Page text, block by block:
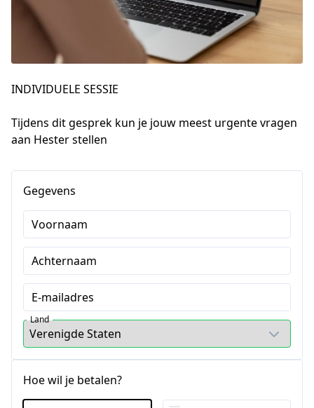
INDIVIDUELE SESSIE
Tijdens dit gesprek kun je jouw meest urgente vragen
aan Hester stellen
Gegevens
Voornaam
Achternaam
E-mailadres
Land
Hoe wil je betalen?